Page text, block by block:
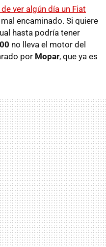
ver algún día un Fiat
encaminado. Si quiere
hasta podría tener
no lleva el motor del
por Mopar, que ya es